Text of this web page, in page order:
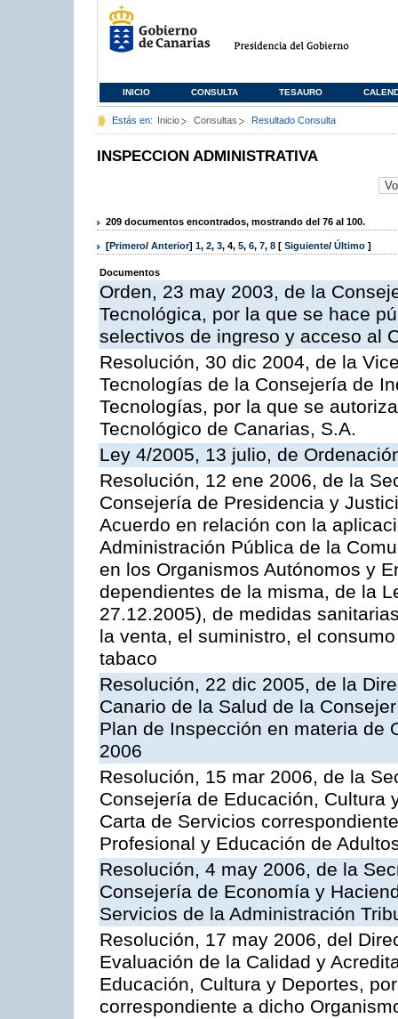
INICIO CONSULTA TESAURO
Estás en: Inicio Consultas Resultado Consulta
INSPECCION ADMINISTRATIVA
209 documentos encontrados, mostrando del 76 al 100.
[Primero/ Anterior] 1, 2, 3, 4, 5, 6, 7, 8 [ Siguiente/ Último ]
Documentos
Orden, 23 may 2003, de la
Tecnológica, por la que se hace
selectivos de ingreso y acceso al
Resolución, 30 dic 2004, de la
Tecnologías de la Consejería de
Tecnologías, por la que se
Tecnológico de Canarias, S.A.
Ley 4/2005, 13 julio, de
Resolución, 12 ene 2006, de la
Consejería de Presidencia y
Acuerdo en relación con la
Administración Pública de la
en los Organismos Autónomos y
dependientes de la misma, de la
27.12.2005), de medidas
la venta, el suministro, el
tabaco
Resolución, 22 dic 2005, de la
Canario de la Salud de la
Plan de Inspección en materia de
2006
Resolución, 15 mar 2006, de la
Consejería de Educación, Cultura
Carta de Servicios
Profesional y Educación de
Resolución, 4 may 2006, de la
Consejería de Economía y
Servicios de la Administración
Resolución, 17 may 2006, del
Evaluación de la Calidad y
Educación, Cultura y Deportes,
correspondiente a dicho